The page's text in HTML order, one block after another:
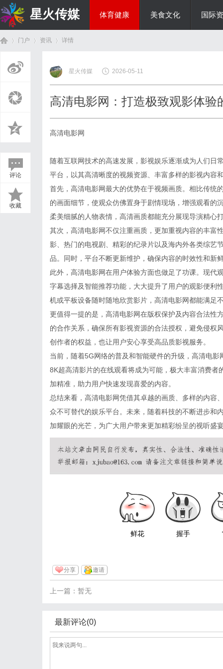
星火传媒 体育健康 美食文化 国际
门户 资讯
›
详情
评论
收藏
星火传媒 2026-05-11
高清电影网：打造极致观影体验
高清电影网
随着互联网技术的高速发展，影视娱乐逐渐成为人们日
平台，以其高清晰度的视频资源、丰富多样的影视内容
首先，高清电影网最大的优势在于视频画质。相比传统
的画面细节，使观众仿佛置身于剧情现场，增强观看的
柔美细腻的人物表情，高清画质都能充分展现导演精心
其次，高清电影网不仅注重画质，更加重视内容的丰富
影、热门的电视剧、精彩的纪录片以及海内外各类综艺
品。同时，平台不断更新维护，确保内容的时效性和新
此外，高清电影网在用户体验方面也做足了功课。现代
字幕选择及智能推荐功能，大大提升了用户的观影便利
机或平板设备随时随地欣赏影片，高清电影网都能满足
更值得一提的是，高清电影网在版权保护及内容合法性
的合作关系，确保所有影视资源的合法授权，避免侵权
创作者的权益，也让用户安心享受高品质影视服务。
当前，随着5G网络的普及和智能硬件的升级，高清电
8K超高清影片的在线观看将成为可能，极大丰富消费
加精准，助力用户快速发现喜爱的内容。
总结来看，高清电影网凭借其卓越的画质、多样的内容
众不可替代的娱乐平台。未来，随着科技的不断进步和
加耀眼的光芒，为广大用户带来更加精彩纷呈的视听盛
鲜花 握手
分享 邀请
上一篇：暂无
最新评论(0)